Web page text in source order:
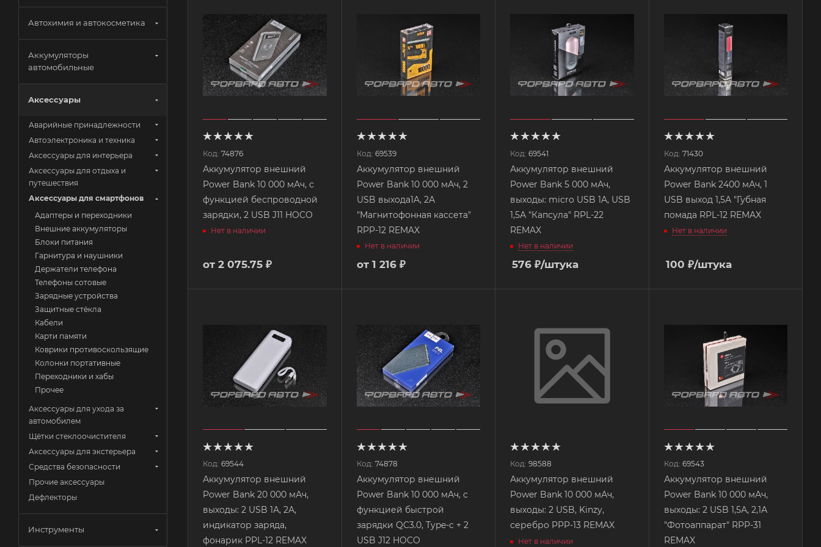
Код: 74876
Аккумулятор внешний
Power Bank 10 000 мАч, с
функцией беспроводной
зарядки, 2 USB J11 HOCO
Нет в наличии
от 2 075.75 ₽
Код: 69539
Аккумулятор внешний
Power Bank 10 000 мАч, 2
USB выхода1A, 2А
"Магнитофонная кассета"
RPP-12 REMAX
Нет в наличии
от 1 216 ₽
Код: 69541
Аккумулятор внешний
Power Bank 5 000 мАч,
выходы: micro USB 1А, USB
1,5А "Капсула" RPL-22
REMAX
Нет в наличии
576 ₽/штука
Код: 71430
Аккумулятор внешний
Power Bank 2400 мАч, 1
USB выход 1,5А "Губная
помада RPL-12 REMAX
Нет в наличии
100 ₽/штука
Код: 69544
Аккумулятор внешний
Power Bank 20 000 мАч,
выходы: 2 USB 1А, 2А,
индикатор заряда,
фонарик PPL-12 REMAX
Код: 74878
Аккумулятор внешний
Power Bank 10 000 мАч, с
функцией быстрой
зарядки QC3.0, Type-c + 2
USB J12 HOCO
Код: 98588
Аккумулятор внешний
Power Bank 10 000 мАч,
выходы: 2 USB, Kinzy,
серебро PPP-13 REMAX
Нет в наличии
Код: 69543
Аккумулятор внешний
Power Bank 10 000 мАч,
выходы: 2 USB 1,5А, 2,1А
"Фотоаппарат" RPP-31
REMAX
Автохимия и автокосметика
Аккумуляторы
автомобильные
Аксессуары
Аварийные принадлежности
Автоэлектроника и техника
Аксессуары для интерьера
Аксессуары для отдыха и
путешествия
Аксессуары для смартфонов
Адаптеры и переходники
Внешние аккумуляторы
Блоки питания
Гарнитура и наушники
Держатели телефона
Телефоны сотовые
Зарядные устройства
Защитные стёкла
Кабели
Карти памяти
Коврики противоскользящие
Колонки портативные
Переходники и хабы
Прочее
Аксессуары для ухода за
автомобилем
Щётки стеклоочистителя
Аксессуары для экстерьера
Средства безопасности
Прочие аксессуары
Дефлекторы
Инструменты